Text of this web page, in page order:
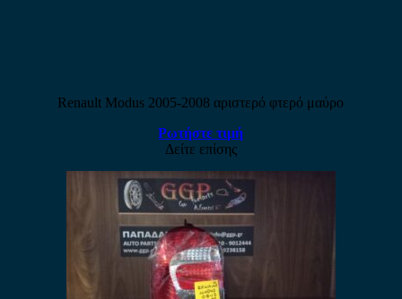
Renault Modus 2005-2008 αριστερό φτερό μαύρο
Ρωτήστε τιμή
Δείτε επίσης